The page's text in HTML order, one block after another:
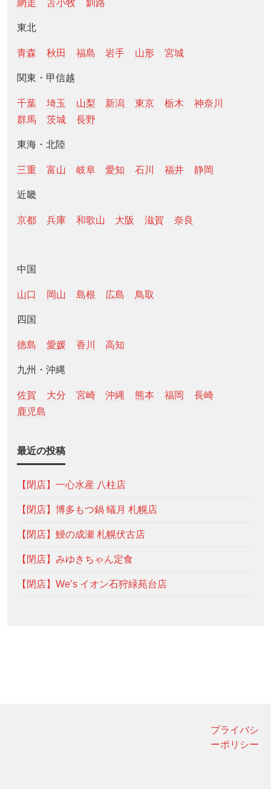
網走
苫小牧 釧路
東北
青森 秋田 福島 岩手 山形 宮城
関東・甲信越
千葉 埼玉 山梨 新潟 東京 栃木
神奈川
群馬
茨城 長野
東海・北陸
三重 富山 岐阜 愛知 石川 福井 静岡
近畿
京都 兵庫 和歌山 大阪 滋賀 奈良
中国
山口 岡山 島根 広島 鳥取
四国
徳島 愛媛 香川 高知
九州・沖縄
佐賀 大分 宮崎 沖縄 熊本 福岡
長崎
鹿児島
最近の投稿
【閉店】一心水産 八柱店
【閉店】博多もつ鍋 蟻月 札幌店
【閉店】鰻の成瀬 札幌伏古店
【閉店】みゆきちゃん定食
【閉店】We’s イオン石狩緑苑台店
プライバシ
ーポリシー